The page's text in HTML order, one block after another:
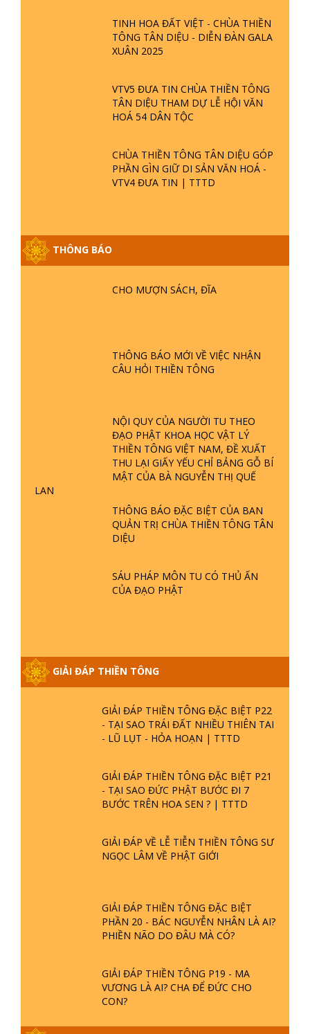
TINH HOA ĐẤT VIỆT - CHÙA THIỀN
TÔNG TÂN DIỆU - DIỄN ĐÀN GALA
XUÂN 2025
VTV5 ĐƯA TIN CHÙA THIỀN TÔNG
TÂN DIỆU THAM DỰ LỄ HỘI VĂN
HOÁ 54 DÂN TỘC
CHÙA THIỀN TÔNG TÂN DIỆU GÓP
PHẦN GÌN GIỮ DI SẢN VĂN HOÁ -
VTV4 ĐƯA TIN | TTTD
THÔNG BÁO
CHO MƯỢN SÁCH, ĐĨA
THÔNG BÁO MỚI VỀ VIỆC NHẬN
CÂU HỎI THIỀN TÔNG
NỘI QUY CỦA NGƯỜI TU THEO
ĐẠO PHẬT KHOA HỌC VẬT LÝ
THIỀN TÔNG VIỆT NAM, ĐỀ XUẤT
THU LẠI GIẤY YẾU CHỈ BẢNG GỖ BÍ
MẬT CỦA BÀ NGUYỄN THỊ QUẾ
LAN
THÔNG BÁO ĐẶC BIỆT CỦA BAN
QUẢN TRỊ CHÙA THIỀN TÔNG TÂN
DIỆU
SÁU PHÁP MÔN TU CÓ THỦ ẤN
CỦA ĐẠO PHẬT
GIẢI ĐÁP THIỀN TÔNG
GIẢI ĐÁP ĐẶC BIỆT P25 - SUỐT 49
NĂM PHẬT KHÔNG NÓI? HỘI LONG
HOA LÀ HỘI GÌ? TỬ VÌ ĐẠO
GIẢI ĐÁP ĐẶC BIỆT P24 - TÁNH PHẬT
ĐƯỢC HÌNH THÀNH NHƯ THẾ NÀO?
ĐÀNG Ở ĐÂU? ĐỊA NGỤC Ở ĐÂU?
ĐỨC CHÚA TRỜI LÀ AI? QUỶ SA
GIẢI ĐÁP THIỀN TÔNG ĐẶC BIỆT P22
- TẠI SAO TRÁI ĐẤT NHIỀU THIÊN TAI
- LŨ LỤT - HỎA HOẠN | TTTD
GIẢI ĐÁP THIỀN TÔNG ĐẶC BIỆT P21
- TẠI SAO ĐỨC PHẬT BƯỚC ĐI 7
BƯỚC TRÊN HOA SEN ? | TTTD
GIẢI ĐÁP VỀ LỄ TIỄN THIỀN TÔNG SƯ
NGỌC LÂM VỀ PHẬT GIỚI
GIẢI ĐÁP THIỀN TÔNG ĐẶC BIỆT
PHẦN 20 - BÁC NGUYỄN NHÂN LÀ AI?
PHIỀN NÃO DO ĐÂU MÀ CÓ?
GIẢI ĐÁP THIỀN TÔNG P19 - MA
VƯƠNG LÀ AI? CHA ĐỂ ĐỨC CHO
CON?